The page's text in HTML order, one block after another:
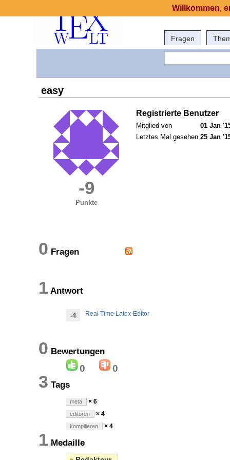
Fragen
easy
-9
Punkte
Registrierte Benutzer
Mitglied von
01 Jan
Letztes Mal gesehen 25 Jan
0 Fragen
1 Antwort
-4 Real Time Latex-Editor
0 Bewertungen
0 0
3 Tags
meta × 6
editoren × 4
kompilieren × 4
1 Medaille
Willkommen,